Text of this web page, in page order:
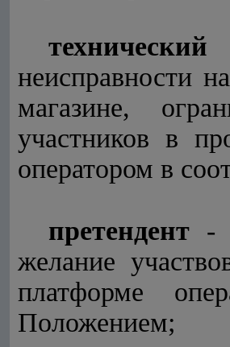
неисправности
магазине,
участников в
оператором в
претендент -
желание
платформе
Положением;